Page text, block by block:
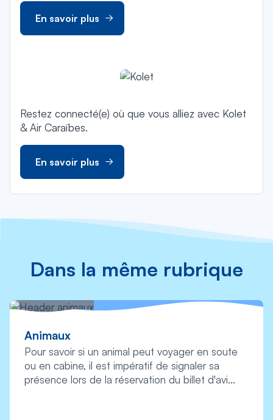
En savoir plus
Restez connecté(e) où que vous alliez avec Kolet
& Air Caraïbes.
En savoir plus
Dans la même rubrique
Animaux
Pour savoir si un animal peut voyager en soute
ou en cabine, il est impératif de signaler sa
présence lors de la réservation du billet d'avi...